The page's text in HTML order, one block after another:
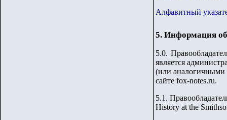
Алфавитный
5. Информация
5.0.
является
(или аналогичными
сайте fox-notes.ru.
5.1.
History at the